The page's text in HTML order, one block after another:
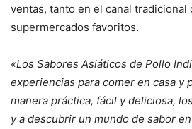
ventas, tanto en el canal tradicional
supermercados favoritos.
«Los Sabores Asiáticos de Pollo
experiencias para comer en casa y
manera práctica, fácil y deliciosa,
y a descubrir un mundo de sabor